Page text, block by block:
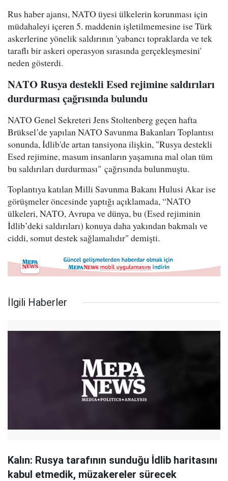
Rus haber ajansı, NATO üyesi ülkelerin korunması için
müdahaleyi içeren 5. maddenin işletilmemesine ise Türk
askerlerine yönelik saldırının 'yabancı topraklarda ve tek
taraflı bir askeri operasyon sırasında gerçekleşmesini'
neden gösterdi.
NATO Rusya destekli Esed rejimine saldırıları
durdurması çağrısında bulundu
NATO Genel Sekreteri Jens Stoltenberg geçen hafta
Brüksel’de yapılan NATO Savunma Bakanları Toplantısı
sonunda, İdlib'de artan tansiyona ilişkin, "Rusya destekli
Esed rejimine, masum insanların yaşamına mal olan tüm
bu saldırıları durdurması" çağrısında bulunmuştu.
Toplantıya katılan Milli Savunma Bakanı Hulusi Akar ise
görüşmeler öncesinde yaptığı açıklamada, “NATO
ülkeleri, NATO, Avrupa ve dünya, bu (Esed rejiminin
İdlib’deki saldırıları) konuya daha yakından bakmalı ve
ciddi, somut destek sağlamalıdır" demişti.
İlgili Haberler
Kalın: Rusya tarafının sunduğu İdlib haritasını
kabul etmedik, müzakereler sürecek